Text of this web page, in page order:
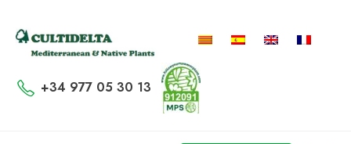
+34 977 05 30 13